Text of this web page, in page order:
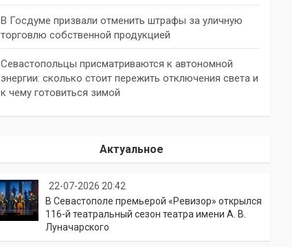
В Госдуме призвали отменить штрафы за уличную
торговлю собственной продукцией
Севастопольцы присматриваются к автономной
энергии: сколько стоит пережить отключения света и
к чему готовиться зимой
Актуальное
22-07-2026 20:42
В Севастополе премьерой «Ревизор» открылся
116-й театральный сезон театра имени А. В.
Луначарского